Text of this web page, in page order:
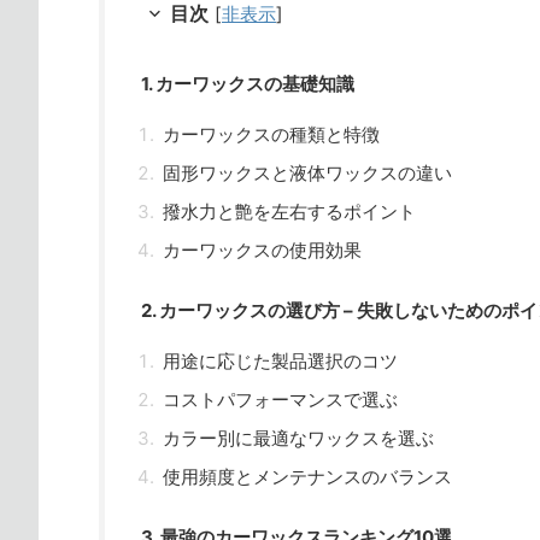
目次 [非表示]
1. カーワックスの基礎知識
カーワックスの種類と特徴
固形ワックスと液体ワックスの違い
撥水力と艶を左右するポイント
カーワックスの使用効果
2. カーワックスの選び方 – 失敗しないためのポ
用途に応じた製品選択のコツ
コストパフォーマンスで選ぶ
カラー別に最適なワックスを選ぶ
使用頻度とメンテナンスのバランス